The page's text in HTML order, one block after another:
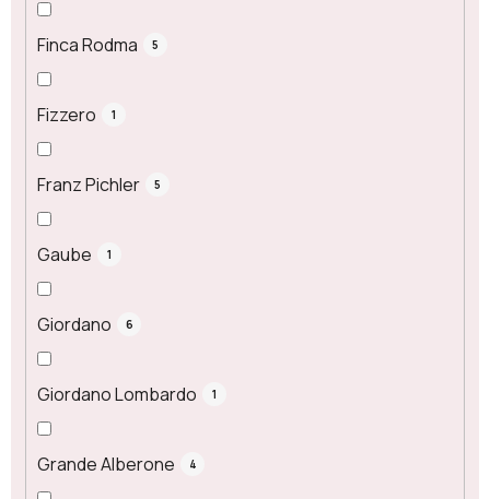
Finca Rodma 5
Fizzero 1
Franz Pichler 5
Gaube 1
Giordano 6
Giordano Lombardo 1
Grande Alberone 4